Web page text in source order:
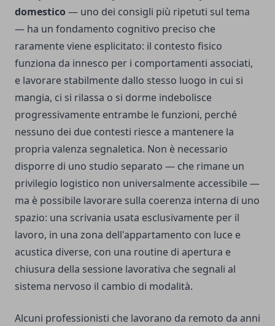
domestico — uno dei consigli più ripetuti sul tema
— ha un fondamento cognitivo preciso che
raramente viene esplicitato: il contesto fisico
funziona da innesco per i comportamenti associati,
e lavorare stabilmente dallo stesso luogo in cui si
mangia, ci si rilassa o si dorme indebolisce
progressivamente entrambe le funzioni, perché
nessuno dei due contesti riesce a mantenere la
propria valenza segnaletica. Non è necessario
disporre di uno studio separato — che rimane un
privilegio logistico non universalmente accessibile —
ma è possibile lavorare sulla coerenza interna di uno
spazio: una scrivania usata esclusivamente per il
lavoro, in una zona dell'appartamento con luce e
acustica diverse, con una routine di apertura e
chiusura della sessione lavorativa che segnali al
sistema nervoso il cambio di modalità.
Alcuni professionisti che lavorano da remoto da anni